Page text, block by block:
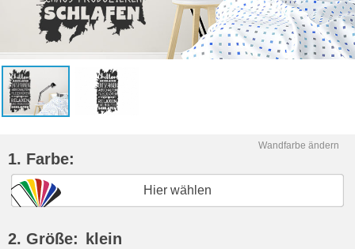
Wandfarbe ändern
1. Farbe:
Hier wählen
2. Größe: klein